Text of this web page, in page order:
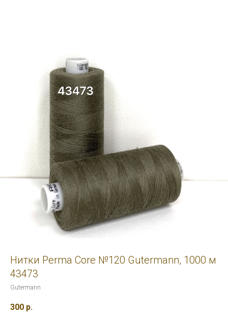
Нитки Perma Core №120 Gutermann, 1000 м
43473
Gutermann
300 р.